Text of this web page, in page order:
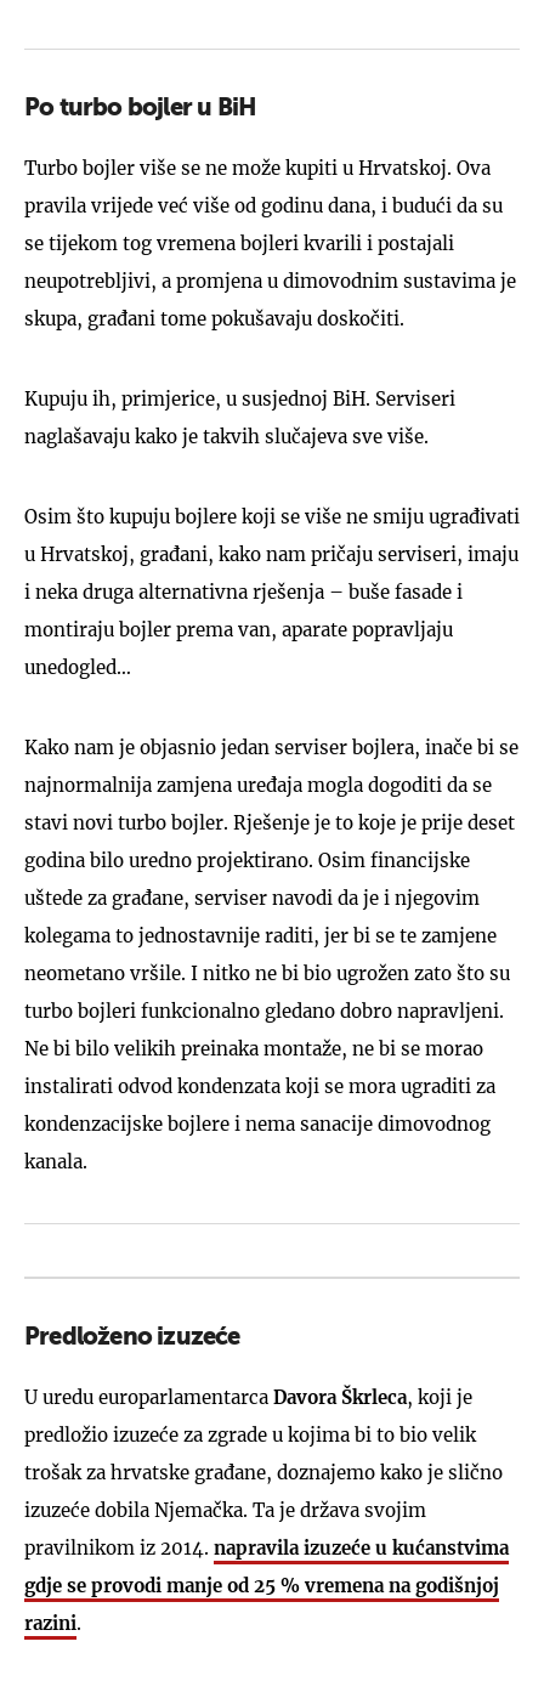
Po turbo bojler u BiH
Turbo bojler više se ne može kupiti u Hrvatskoj. Ova
pravila vrijede već više od godinu dana, i budući da su
se tijekom tog vremena bojleri kvarili i postajali
neupotrebljivi, a promjena u dimovodnim sustavima je
skupa, građani tome pokušavaju doskočiti.
Kupuju ih, primjerice, u susjednoj BiH. Serviseri
naglašavaju kako je takvih slučajeva sve više.
Osim što kupuju bojlere koji se više ne smiju ugrađivati
u Hrvatskoj, građani, kako nam pričaju serviseri, imaju
i neka druga alternativna rješenja – buše fasade i
montiraju bojler prema van, aparate popravljaju
unedogled…
Kako nam je objasnio jedan serviser bojlera, inače bi se
najnormalnija zamjena uređaja mogla dogoditi da se
stavi novi turbo bojler. Rješenje je to koje je prije deset
godina bilo uredno projektirano. Osim financijske
uštede za građane, serviser navodi da je i njegovim
kolegama to jednostavnije raditi, jer bi se te zamjene
neometano vršile. I nitko ne bi bio ugrožen zato što su
turbo bojleri funkcionalno gledano dobro napravljeni.
Ne bi bilo velikih preinaka montaže, ne bi se morao
instalirati odvod kondenzata koji se mora ugraditi za
kondenzacijske bojlere i nema sanacije dimovodnog
kanala.
Predloženo izuzeće
U uredu europarlamentarca Davora Škrleca, koji je
predložio izuzeće za zgrade u kojima bi to bio velik
trošak za hrvatske građane, doznajemo kako je slično
izuzeće dobila Njemačka. Ta je država svojim
pravilnikom iz 2014. napravila izuzeće u kućanstvima
gdje se provodi manje od 25 % vremena na godišnjoj
razini.